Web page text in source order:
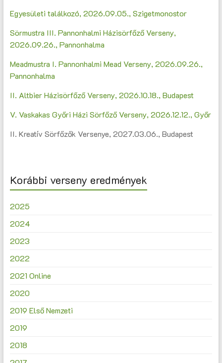
Egyesületi találkozó, 2026.09.05., Szigetmonostor
Sörmustra III. Pannonhalmi Házisörfőző Verseny,
2026.09.26., Pannonhalma
Meadmustra I. Pannonhalmi Mead Verseny, 2026.09.26.,
Pannonhalma
II. Altbier Házisörfőző Verseny, 2026.10.18., Budapest
V. Vaskakas Győri Házi Sörfőző Verseny, 2026.12.12., Győr
II. Kreatív Sörfőzők Versenye, 2027.03.06., Budapest
Korábbi verseny eredmények
2025
2024
2023
2022
2021 Online
2020
2019 Első Nemzeti
2019
2018